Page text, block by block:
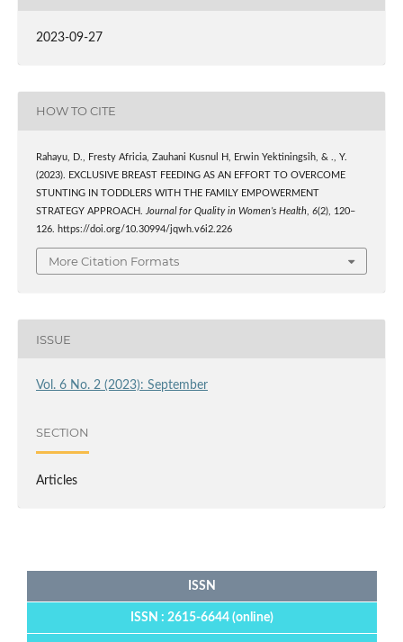
2023-09-27
HOW TO CITE
Rahayu, D., Fresty Africia, Zauhani Kusnul H, Erwin Yektiningsih, & ., Y.
(2023). EXCLUSIVE BREAST FEEDING AS AN EFFORT TO OVERCOME
STUNTING IN TODDLERS WITH THE FAMILY EMPOWERMENT
STRATEGY APPROACH.
Journal for Quality in Women’s Health, 6(2), 120–
126. https://doi.org/10.30994/jqwh.v6i2.226
More Citation Formats
ISSUE
Vol. 6 No. 2 (2023): September
SECTION
Articles
ISSN
ISSN : 2615-6644 (online)